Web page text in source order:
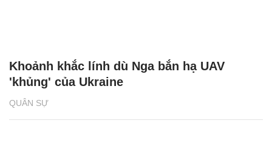
QUÂN SỰ
Khoảnh khắc lính dù Nga bắn hạ UAV
'khủng' của Ukraine